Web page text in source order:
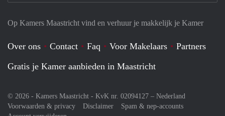
Op Kamers Maastricht vind en verhuur je makkelijk je Kamer
Over ons Contact Faq Voor Makelaars
Partners
Gratis je Kamer aanbieden in Maastricht
© 2026 - Kamers Maastricht - KvK nr. 02094127 – Nederland
Voorwaarden & privacy
Disclaimer
Spam & nep-accounts